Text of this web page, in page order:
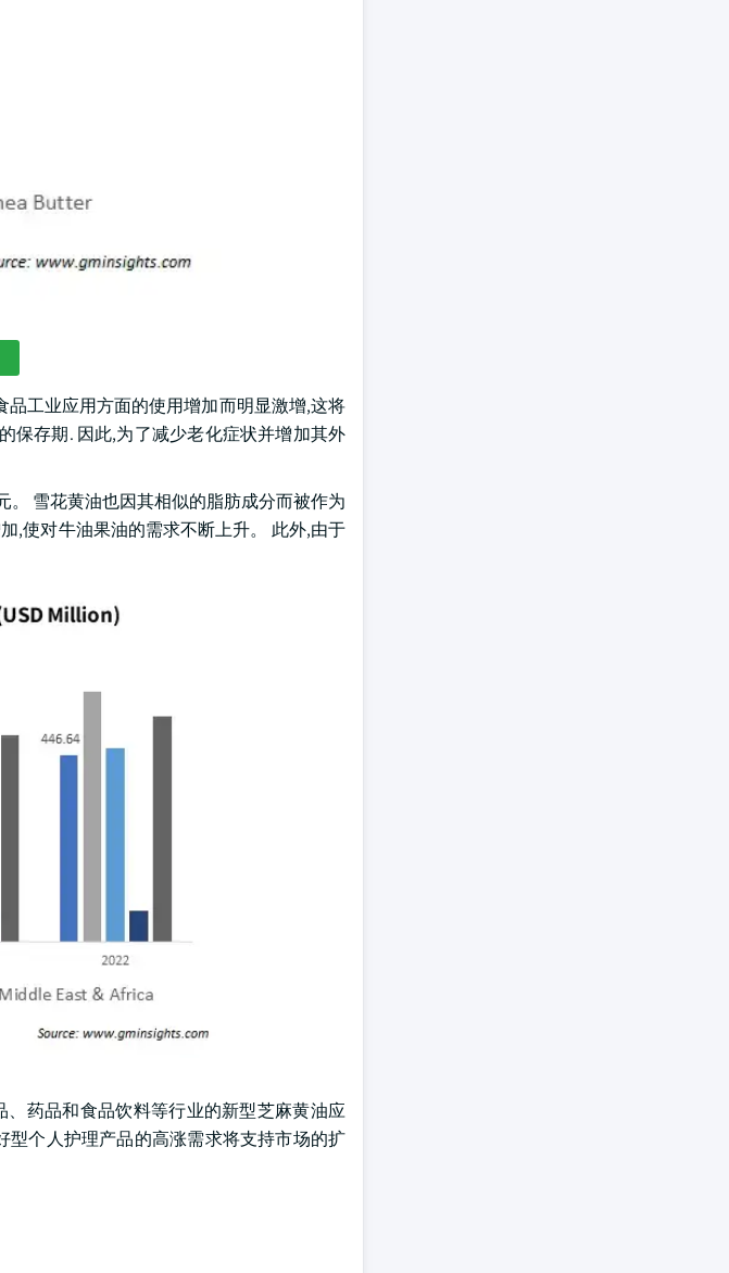
工业应用方面的使用增加而明显激增,这将
保存期. 因此,为了减少老化症状并增加其外
。 雪花黄油也因其相似的脂肪成分而被作为
,使对牛油果油的需求不断上升。 此外,由于
、药品和食品饮料等行业的新型芝麻黄油应
型个人护理产品的高涨需求将支持市场的扩